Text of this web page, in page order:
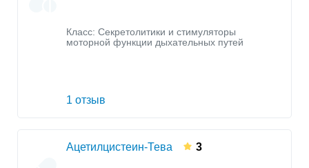
Класс: Секретолитики и стимуляторы
моторной функции дыхательных путей
1 отзыв
Ацетилцистеин-Тева 3